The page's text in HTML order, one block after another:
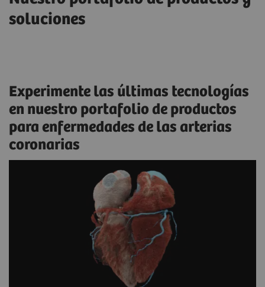
soluciones
Experimente las últimas tecnologías
en nuestro portafolio de productos
para enfermedades de las arterias
coronarias